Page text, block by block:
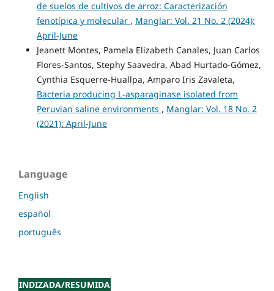
de suelos de cultivos de arroz: Caracterización
fenotípica y molecular , Manglar: Vol. 21 No. 2 (2024):
April-June
Jeanett Montes, Pamela Elizabeth Canales, Juan Carlos
Flores-Santos, Stephy Saavedra, Abad Hurtado-Gómez,
Cynthia Esquerre-Huallpa, Amparo Iris Zavaleta,
Bacteria producing L-asparaginase isolated from
Peruvian saline environments , Manglar: Vol. 18 No. 2
(2021): April-June
Language
English
español
português
INDIZADA/RESUMIDA